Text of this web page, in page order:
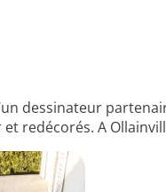
dessinateur
redécorés. A